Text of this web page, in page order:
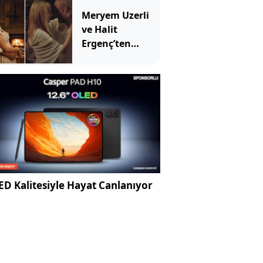
Meryem Uzerli
ve Halit
Ergenç’ten
sirtaki: Yıllar
sonra aynı
filmde
buluştular
Kalitesiyle Hayat Canlanıyor